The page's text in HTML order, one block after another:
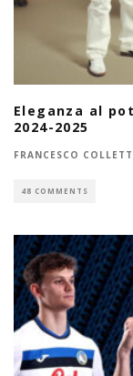
Eleganza al
2024-2025
FRANCESCO
48 COMMENTS